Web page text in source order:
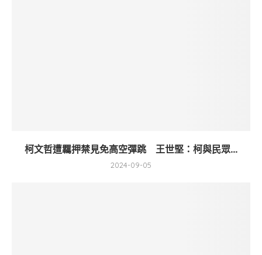
柯文哲遭羈押禁見免高空彈跳 王世堅：柯與民眾...
2024-09-05